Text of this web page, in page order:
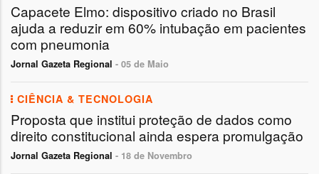
Capacete Elmo: dispositivo criado no Brasil
ajuda a reduzir em 60% intubação em pacientes
com pneumonia
Jornal Gazeta Regional - 05 de Maio
CIÊNCIA & TECNOLOGIA
Proposta que institui proteção de dados como
direito constitucional ainda espera promulgação
Jornal Gazeta Regional - 18 de Novembro